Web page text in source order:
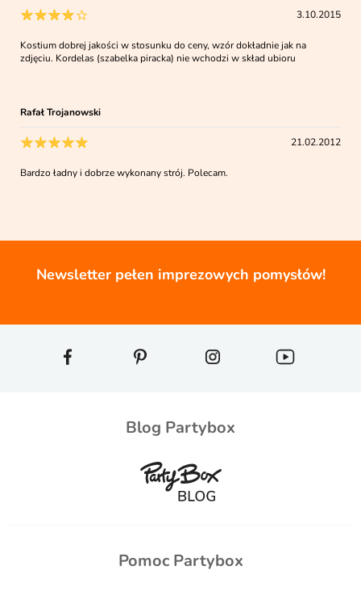
3.10.2015
Kostium dobrej jakości w stosunku do ceny, wzór dokładnie jak na
zdjęciu. Kordelas (szabelka piracka) nie wchodzi w skład ubioru
Rafał Trojanowski
21.02.2012
Bardzo ładny i dobrze wykonany strój. Polecam.
Newsletter pełen imprezowych pomysłów!
Blog Partybox
Pomoc Partybox